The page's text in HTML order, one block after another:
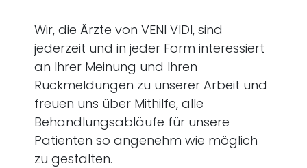
Wir, die Ärzte von VENI VIDI, sind
jederzeit und in jeder Form interessiert
an Ihrer Meinung und Ihren
Rückmeldungen zu unserer Arbeit und
freuen uns über Mithilfe, alle
Behandlungsabläufe für unsere
Patienten so angenehm wie möglich
zu gestalten.